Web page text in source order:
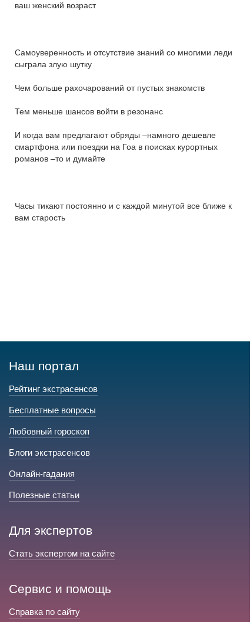
ваш женский возраст
Самоуверенность и отсутствие знаний со многими леди
сыграла злую шутку
Чем больше рахочарований от пустых знакомств
Тем меньше шансов войти в резонанс
И когда вам предлагают обряды –намного дешевле
смартфона или поездки на Гоа в поисках курортных
романов –то и думайте
Часы тикают постоянно и с каждой минутой все ближе к
вам старость
Наш портал
Рейтинг экстрасенсов
Бесплатные вопросы
Любовный гороскоп
Блоги экстрасенсов
Онлайн-гадания
Полезные статьи
Для экспертов
Стать экспертом на сайте
Сервис и помощь
Справка по сайту